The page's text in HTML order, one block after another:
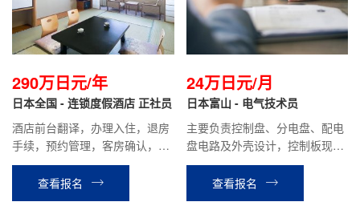
290万日元/年
日本全国 - 连锁度假酒店 正社员
酒店前台翻译，办理入住，退房
手续，预约管理，客房确认，餐
厅接待等相关工作。
查看报名
24万日元/月
日本富山 - 电气技术员
主要负责控制盘、分电盘、配电
盘电路及外壳设计，控制板现场
调试支持等相关工作。
查看报名